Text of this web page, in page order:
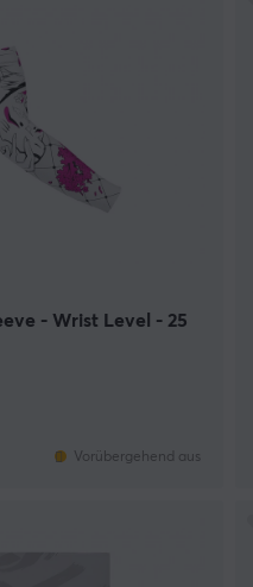
- Wrist Level - 25
Vorübergehend aus